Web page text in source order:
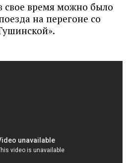
свое время можно было
на перегоне со